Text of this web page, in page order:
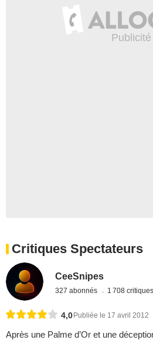
Critiques Spectateurs
CeeSnipes
327 abonnés 1 708 critiques
4,0Publiée le 17 avril 2012
Après une Palme d’Or et une